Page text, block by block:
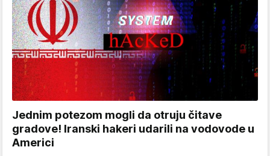
Jednim potezom mogli da otruju čitave
gradove! Iranski hakeri udarili na vodovode u
Americi